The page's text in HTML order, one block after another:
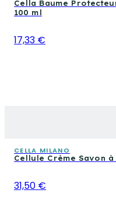
Cella Baume
100 ml
17,33 €
CELLA MILANO
Cellule Crème Savon à
31,50 €